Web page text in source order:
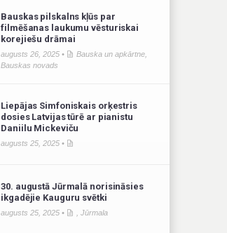
Bauskas pilskalns kļūs par
filmēšanas laukumu vēsturiskai
korejiešu drāmai
augusts 26, 2025 • Bauska un apkārtne
Bauskas novads
Liepājas Simfoniskais orķestris
dosies Latvijas tūrē ar pianistu
Daniilu Mickeviču
augusts 25, 2025 •
30. augustā Jūrmalā norisināsies
ikgadējie Kauguru svētki
augusts 25, 2025 • ,Jūrmala